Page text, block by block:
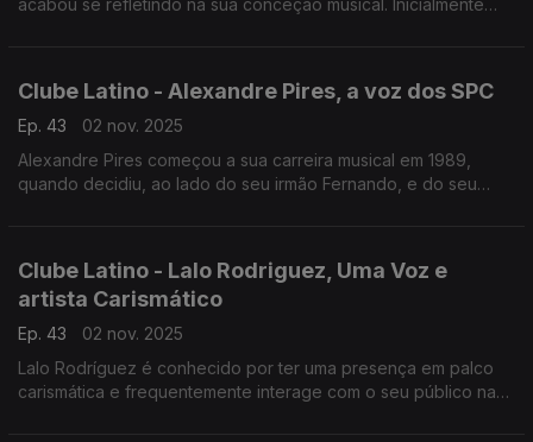
acabou se refletindo na sua conceção musical. Inicialmente
Clube Latino - Alexandre Pires, a voz dos SPC
Ep. 43
02 nov. 2025
Alexandre Pires começou a sua carreira musical em 1989,
quando decidiu, ao lado do seu irmão Fernando, e do seu
Clube Latino - Lalo Rodriguez, Uma Voz e
artista Carismático
Ep. 43
02 nov. 2025
Lalo Rodríguez é conhecido por ter uma presença em palco
carismática e frequentemente interage com o seu público na